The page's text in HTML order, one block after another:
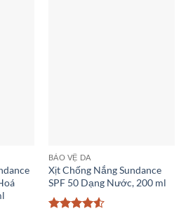
BẢO VỆ DA
Xịt Chống Nắng Sundance
SPF 50 Dạng Nước, 200 ml